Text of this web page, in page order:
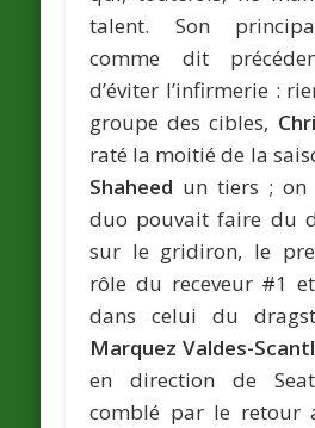
talent. Son
comme dit
d’éviter l’infirmerie :
groupe des cibles,
raté la moitié de la
Shaheed un tiers ; on
duo pouvait faire du
sur le gridiron, le
rôle du receveur #1
dans celui du
Marquez Valdes-
en direction de
comblé par le retour